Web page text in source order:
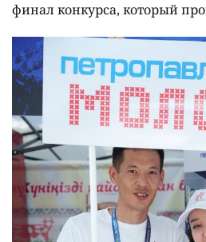
финал конкурса, который